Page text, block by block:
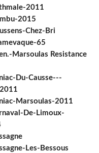
2011
2015
Chez-Bri
65
Marsoulas Resistance
Du-Causse---
Marsoulas-2011
De-Limoux-
Les-Bessous